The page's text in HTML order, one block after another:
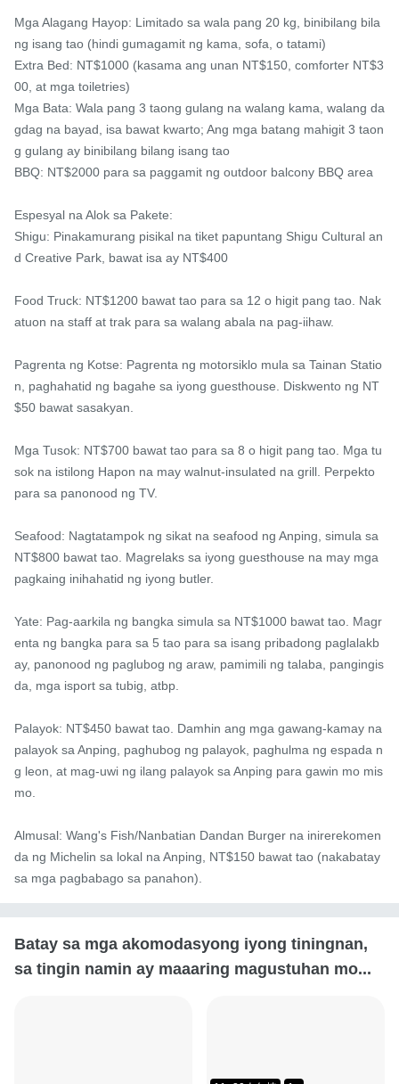
Mga Alagang Hayop: Limitado sa wala pang 20 kg, binibilang bila
ng isang tao (hindi gumagamit ng kama, sofa, o tatami)
Extra Bed: NT$1000 (kasama ang unan NT$150, comforter NT$3
00, at mga toiletries)
Mga Bata: Wala pang 3 taong gulang na walang kama, walang da
gdag na bayad, isa bawat kwarto; Ang mga batang mahigit 3 taon
g gulang ay binibilang bilang isang tao
BBQ: NT$2000 para sa paggamit ng outdoor balcony BBQ area
Espesyal na Alok sa Pakete:
Shigu: Pinakamurang pisikal na tiket papuntang Shigu Cultural an
d Creative Park, bawat isa ay NT$400
Food Truck: NT$1200 bawat tao para sa 12 o higit pang tao. Nak
atuon na staff at trak para sa walang abala na pag-iihaw.
Pagrenta ng Kotse: Pagrenta ng motorsiklo mula sa Tainan Statio
n, paghahatid ng bagahe sa iyong guesthouse. Diskwento ng NT
$50 bawat sasakyan.
Mga Tusok: NT$700 bawat tao para sa 8 o higit pang tao. Mga tu
sok na istilong Hapon na may walnut-insulated na grill. Perpekto
para sa panonood ng TV.
Seafood: Nagtatampok ng sikat na seafood ng Anping, simula sa
NT$800 bawat tao. Magrelaks sa iyong guesthouse na may mga
pagkaing inihahatid ng iyong butler.
Yate: Pag-aarkila ng bangka simula sa NT$1000 bawat tao. Magr
enta ng bangka para sa 5 tao para sa isang pribadong paglalakb
ay, panonood ng paglubog ng araw, pamimili ng talaba, pangingis
da, mga isport sa tubig, atbp.
Palayok: NT$450 bawat tao. Damhin ang mga gawang-kamay na
palayok sa Anping, paghubog ng palayok, paghulma ng espada n
g leon, at mag-uwi ng ilang palayok sa Anping para gawin mo mis
mo.
Almusal: Wang's Fish/Nanbatian Dandan Burger na inirerekomen
da ng Michelin sa lokal na Anping, NT$150 bawat tao (nakabatay
sa mga pagbabago sa panahon).
Batay sa mga akomodasyong iyong tiningnan,
sa tingin namin ay maaaring magustuhan mo...